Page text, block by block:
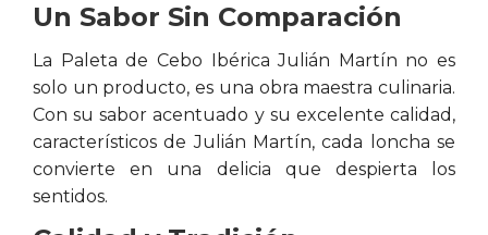
Un Sabor Sin Comparación
La Paleta de Cebo Ibérica Julián Martín no es
solo un producto, es una obra maestra culinaria.
Con su sabor acentuado y su excelente calidad,
característicos de Julián Martín, cada loncha se
convierte en una delicia que despierta los
sentidos.